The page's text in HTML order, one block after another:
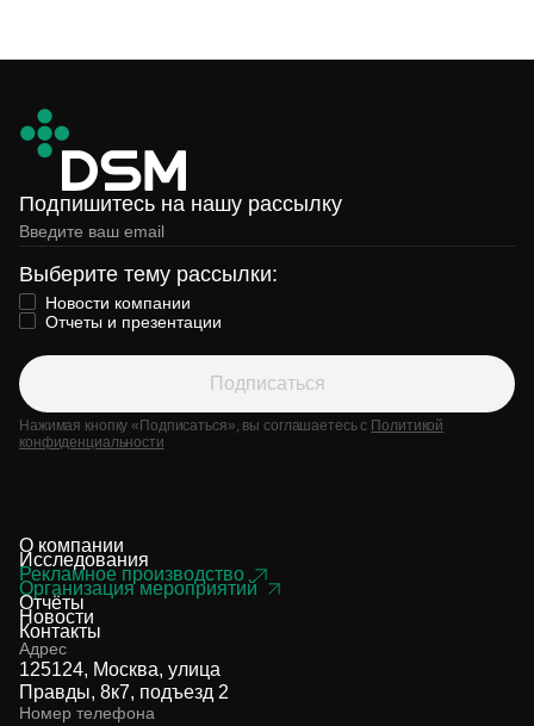
Подпишитесь на нашу рассылку
Выберите тему рассылки:
Новости компании
Отчеты и презентации
Подписаться
Нажимая кнопку «Подписаться», вы соглашаетесь с Политикой
конфиденциальности
О компании
Исследования
Рекламное производство
Организация мероприятий
Отчёты
Новости
Контакты
Адрес
125124, Москва, улица
Правды, 8к7, подъезд 2
Номер телефона